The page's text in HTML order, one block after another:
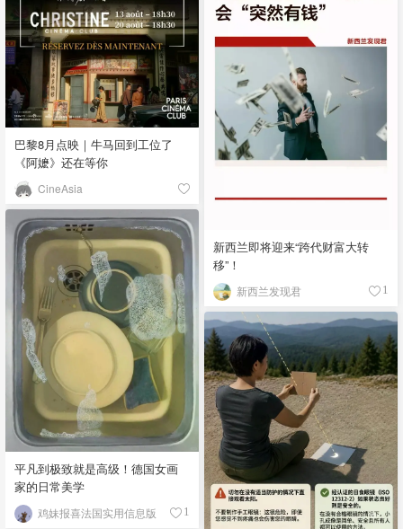
巴黎8月点映｜牛马回到工位了
《阿嬷》还在等你
CineAsia
新西兰即将迎来“跨代财富大转
移”！
新西兰发现君 1
平凡到极致就是高级！德国女画
家的日常美学
鸡妹报喜法国实用信息版 1